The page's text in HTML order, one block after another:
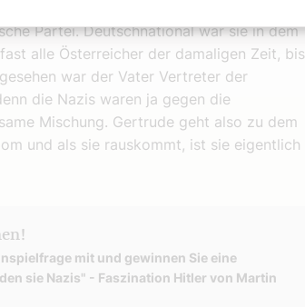
Denn christlich-sozial hieß übersetzt
Partei. Deutschnational war sie in dem
alle Österreicher der damaligen Zeit, bis
war der Vater Vertreter der
die Nazis waren ja gegen die
Mischung. Gertrude geht also zu dem
und als sie rauskommt, ist sie eigentlich
mit und gewinnen Sie eine
sie Nazis" - Faszination Hitler von Martin